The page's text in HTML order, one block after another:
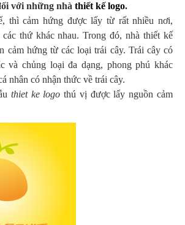
với những nhà thiết kế logo.
thì cảm hứng được lấy từ rất nhiều nơi,
thứ khác nhau. Trong đó, nhà thiết kế
cảm hứng từ các loại trái cây. Trái cây có
và chủng loại đa dạng, phong phú khác
nhân có nhận thức về trái cây.
thiet ke logo thú vị được lấy nguồn cảm